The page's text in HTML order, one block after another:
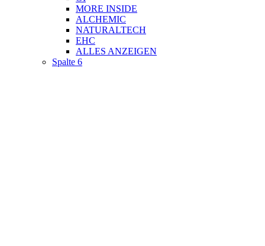
MORE INSIDE
ALCHEMIC
NATURALTECH
EHC
ALLES ANZEIGEN
Spalte 6